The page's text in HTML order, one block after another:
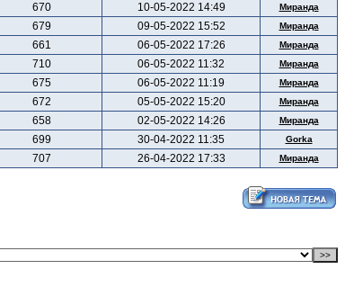
670 10-05-2022 14:49 Миранда
679 09-05-2022 15:52 Миранда
661 06-05-2022 17:26 Миранда
710 06-05-2022 11:32 Миранда
675 06-05-2022 11:19 Миранда
672 05-05-2022 15:20 Миранда
658 02-05-2022 14:26 Миранда
699 30-04-2022 11:35 Gorka
707 26-04-2022 17:33 Миранда